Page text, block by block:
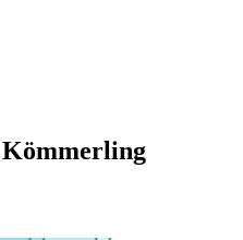
Kömmerling